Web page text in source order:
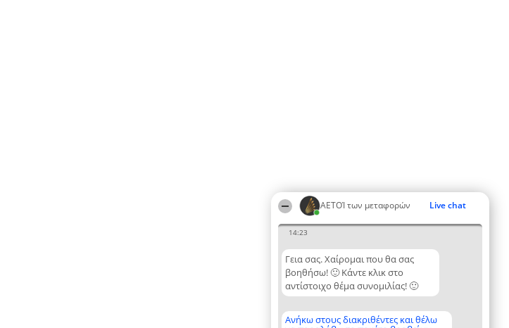
ΑΕΤΟΊ των μεταφορών Live chat
14:23
Γεια σας. Χαίρομαι που θα σας
βοηθήσω! 🙂 Κάντε κλικ στο
αντίστοιχο θέμα συνομιλίας! 🙂
Ανήκω στους διακριθέντες και θέλω